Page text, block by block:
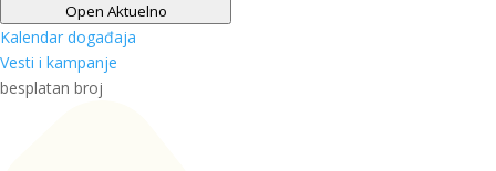
Open Aktuelno
Kalendar događaja
Vesti i kampanje
besplatan broj